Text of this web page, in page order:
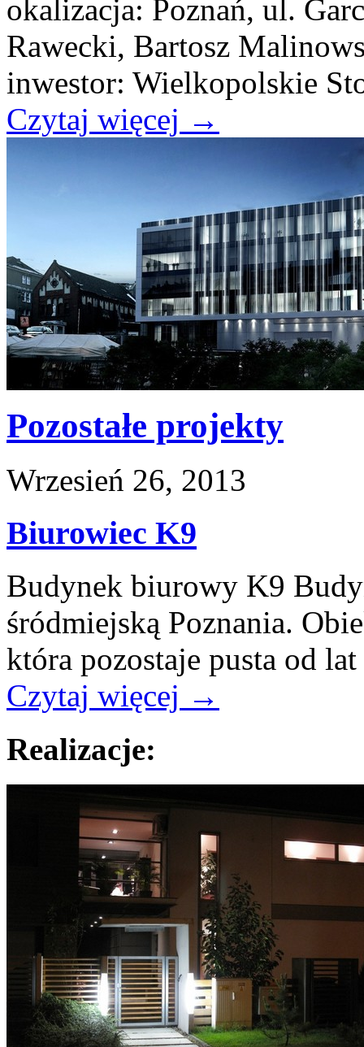
okalizacja: Poznań, ul.
Rawecki, Bartosz
inwestor: Wielkopolskie
Czytaj więcej →
Pozostałe projekty
Wrzesień 26, 2013
Biurowiec K9
Budynek biurowy K9
śródmiejską Poznania.
która pozostaje pusta od
Czytaj więcej →
Realizacje: